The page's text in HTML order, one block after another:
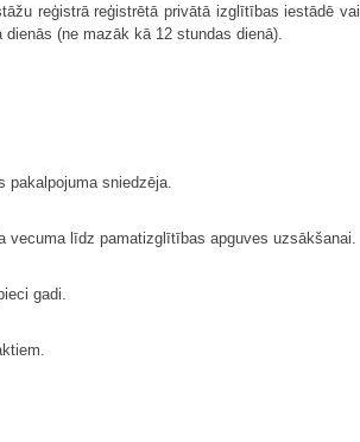
reģistrā reģistrētā privātā izglītības iestādē vai
(ne mazāk kā 12 stundas dienā).
sniedzēja.
līdz pamatizglītības apguves uzsākšanai.
gadi.